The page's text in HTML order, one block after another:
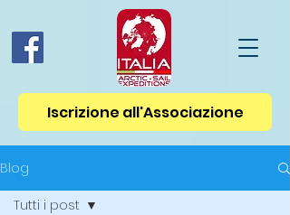
Iscrizione all'Associazione
Blog
Tutti i post